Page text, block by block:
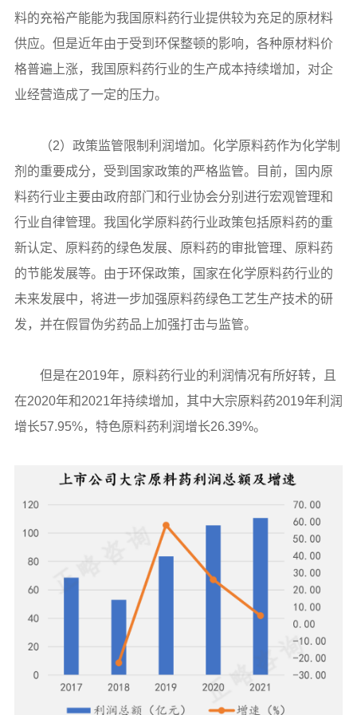
料的充裕产能能为我国原料药行业提供较为充足的原材料
供应。但是近年由于受到环保整顿的影响，各种原材料价
格普遍上涨，我国原料药行业的生产成本持续增加，对企
业经营造成了一定的压力。
（2）政策监管限制利润增加。化学原料药作为化学制
剂的重要成分，受到国家政策的严格监管。目前，国内原
料药行业主要由政府部门和行业协会分别进行宏观管理和
行业自律管理。我国化学原料药行业政策包括原料药的重
新认定、原料药的绿色发展、原料药的审批管理、原料药
的节能发展等。由于环保政策，国家在化学原料药行业的
未来发展中，将进一步加强原料药绿色工艺生产技术的研
发，并在假冒伪劣药品上加强打击与监管。
但是在2019年，原料药行业的利润情况有所好转，且
在2020年和2021年持续增加，其中大宗原料药2019年利润
增长57.95%，特色原料药利润增长26.39%。